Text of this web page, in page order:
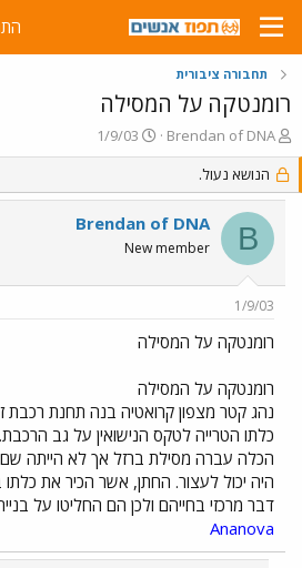
תחבורה ציבורית
רומנטקה על המסילה
פ
ו
ת
ח
נ
Brendan of DNA
פ
ו
ס
ב
ת
ך
1/9/03
הנושא נעול.
B
Brendan of DNA
New member
1/9/03
רומנטקה על המסילה
רומנטקה על המסילה
נהג קטר מצפון קרואטיה בנה תחנת
כלתו הטרייה לטקס הנישואין על גב
הכלה עברה מסילת ברזל אך לא הייתה
היה יכול לעצור. החתן, אשר הכיר את כלתו
דבר מרכזי בחייהם ולכן הם החליטו על
Ananova